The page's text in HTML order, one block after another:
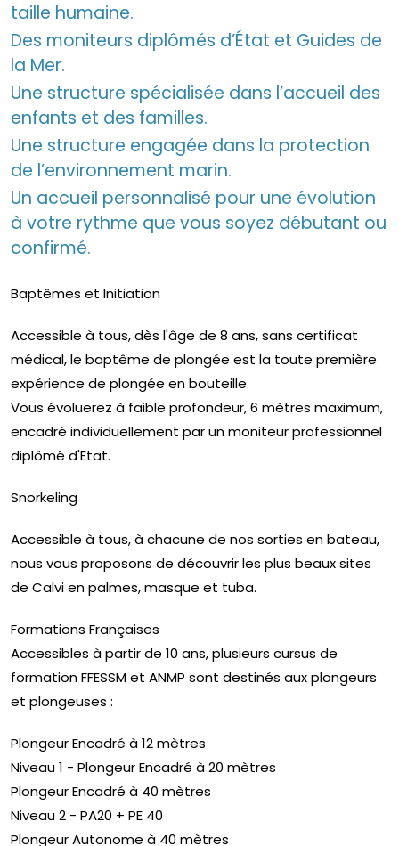
taille humaine.
Des moniteurs diplômés d’État et Guides de
la Mer.
Une structure spécialisée dans l’accueil des
enfants et des familles.
Une structure engagée dans la protection
de l’environnement marin.
Un accueil personnalisé pour une évolution
à votre rythme que vous soyez débutant ou
confirmé.
Baptêmes et Initiation
Accessible à tous, dès l'âge de 8 ans, sans certificat
médical, le baptême de plongée est la toute première
expérience de plongée en bouteille.
Vous évoluerez à faible profondeur, 6 mètres maximum,
encadré individuellement par un moniteur professionnel
diplômé d'Etat.
Snorkeling
Accessible à tous, à chacune de nos sorties en bateau,
nous vous proposons de découvrir les plus beaux sites
de Calvi en palmes, masque et tuba.
Formations Françaises
Accessibles à partir de 10 ans, plusieurs cursus de
formation FFESSM et ANMP sont destinés aux plongeurs
et plongeuses :
Plongeur Encadré à 12 mètres
Niveau 1 - Plongeur Encadré à 20 mètres
Plongeur Encadré à 40 mètres
Niveau 2 - PA20 + PE 40
Plongeur Autonome à 40 mètres